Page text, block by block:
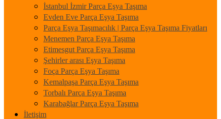
İstanbul İzmir Parça Eşya Taşıma
Evden Eve Parça Eşya Taşıma
Parça Eşya Taşımacılık | Parça Eşya Taşıma Fiyatları
Menemen Parça Eşya Taşıma
Etimesgut Parça Eşya Taşıma
Şehirler arası Eşya Taşıma
Foça Parça Eşya Taşıma
Kemalpaşa Parça Eşya Taşıma
Torbalı Parça Eşya Taşıma
Karabağlar Parça Eşya Taşıma
İletişim